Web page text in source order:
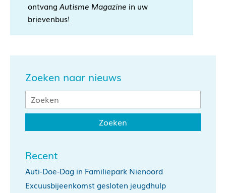
ontvang Autisme Magazine in uw
brievenbus!
Zoeken naar nieuws
Recent
Auti-Doe-Dag in Familiepark Nienoord
Excuusbijeenkomst gesloten jeugdhulp